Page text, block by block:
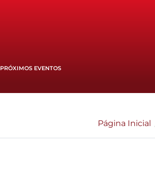
PRÓXIMOS EVENTOS
Página Inicial